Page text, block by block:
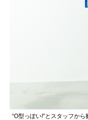
“O型っぽい!”とスタッフか